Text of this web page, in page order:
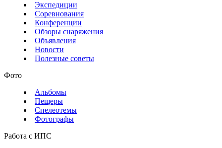
Экспедиции
Соревнования
Конференции
Обзоры снаряжения
Объявления
Новости
Полезные советы
Фото
Альбомы
Пещеры
Спелеотемы
Фотографы
Работа с ИПС